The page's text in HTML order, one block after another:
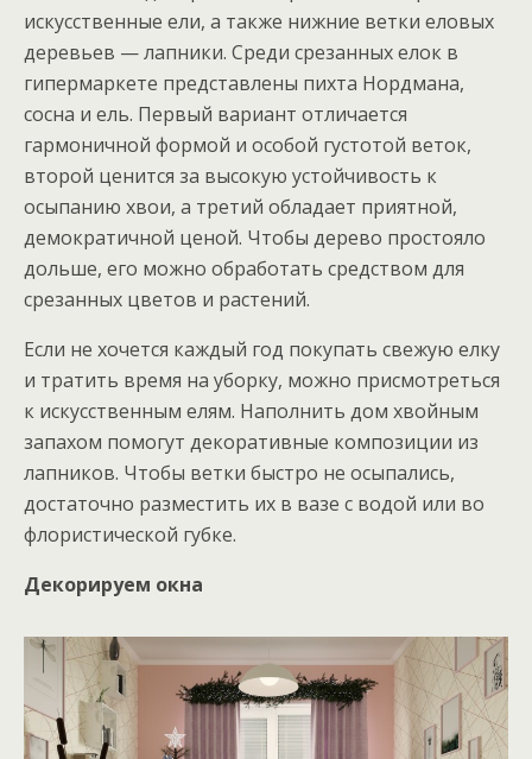
искусственные ели, а также нижние ветки еловых
деревьев — лапники. Среди срезанных елок в
гипермаркете представлены пихта Нордмана,
сосна и ель. Первый вариант отличается
гармоничной формой и особой густотой веток,
второй ценится за высокую устойчивость к
осыпанию хвои, а третий обладает приятной,
демократичной ценой. Чтобы дерево простояло
дольше, его можно обработать средством для
срезанных цветов и растений.
Если не хочется каждый год покупать свежую елку
и тратить время на уборку, можно присмотреться
к искусственным елям. Наполнить дом хвойным
запахом помогут декоративные композиции из
лапников. Чтобы ветки быстро не осыпались,
достаточно разместить их в вазе с водой или во
флористической губке.
Декорируем окна